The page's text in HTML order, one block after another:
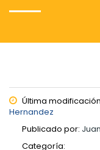
Última
Hernandez
Publicado por:
Categoría: